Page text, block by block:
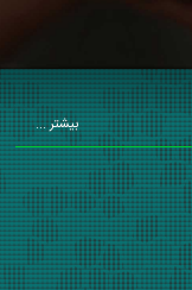
بیشتر ...